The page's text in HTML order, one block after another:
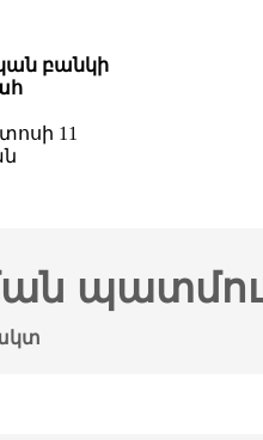
բանկի
11